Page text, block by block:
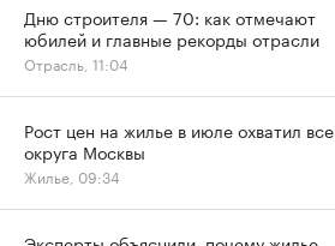
Дню строителя — 70: как отмечают
юбилей и главные рекорды отрасли
Отрасль, 11:04
Рост цен на жилье в июле охватил все
округа Москвы
Жилье, 09:34